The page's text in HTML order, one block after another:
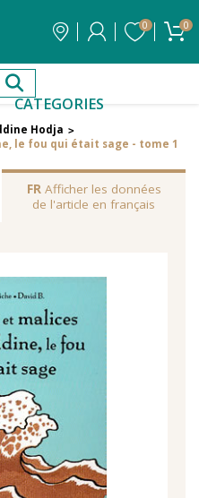
0 0
CATEGORIES
Hodja >
le fou qui était sage - tome 1
FRAfficher les données
de l'article en français